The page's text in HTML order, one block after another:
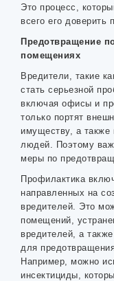
Это процесс,
всего его доверить
Предотвращение
помещениях
Вредители, такие
стать серьезной
включая офисы и
только портят
имуществу, а также
людей. Поэтому
меры по
Профилактика
направленных на
вредителей. Это
помещений,
вредителей, а
для
Например, можно
инсектициды,